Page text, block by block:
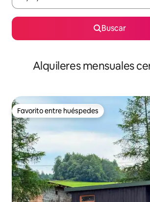
Buscar
Alquileres mensuales
Favorito entre huéspedes
Favorito entre huéspedes